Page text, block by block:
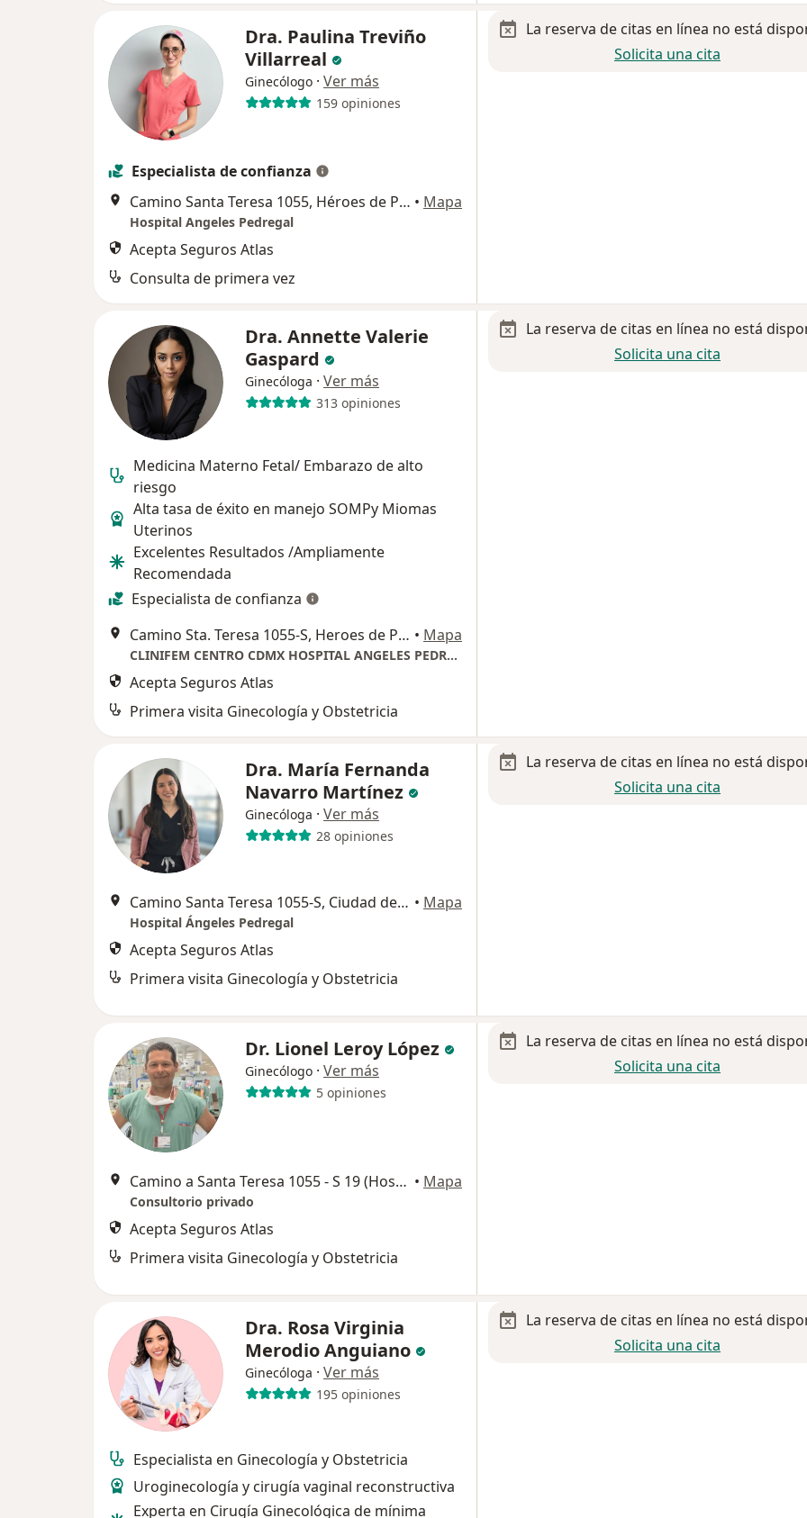
Dra. Paulina Treviño
Villarreal
Ginecólogo · Ver más
159 opiniones
Especialista de confianza
Camino Santa Teresa 1055, Héroes de Padierna • Mapa
Hospital Angeles Pedregal
Acepta Seguros Atlas
Consulta de primera vez
La reserva de citas en línea no está
Solicita una cita
Dra. Annette Valerie
Gaspard
Ginecóloga · Ver más
313 opiniones
Medicina Materno Fetal/ Embarazo de alto
riesgo
Alta tasa de éxito en manejo SOMPy Miomas
Uterinos
Excelentes Resultados /Ampliamente
Recomendada
Especialista de confianza
Camino Sta. Teresa 1055-S, Heroes de Padierna, Héroes de Padierna, La Magdalena Contreras, Ciudad de México • Mapa
CLINIFEM CENTRO CDMX HOSPITAL ANGELES PEDREGAL
Acepta Seguros Atlas
Primera visita Ginecología y Obstetricia
La reserva de citas en línea no está
Solicita una cita
Dra. María Fernanda
Navarro Martínez
Ginecóloga · Ver más
28 opiniones
Camino Santa Teresa 1055-S, Ciudad de México • Mapa
Hospital Ángeles Pedregal
Acepta Seguros Atlas
Primera visita Ginecología y Obstetricia
La reserva de citas en línea no está
Solicita una cita
Dr. Lionel Leroy López
Ginecólogo · Ver más
5 opiniones
Camino a Santa Teresa 1055 - S 19 (Hospital Angeles Pedregal), Ciudad de México • Mapa
Consultorio privado
Acepta Seguros Atlas
Primera visita Ginecología y Obstetricia
La reserva de citas en línea no está
Solicita una cita
Dra. Rosa Virginia
Merodio Anguiano
Ginecóloga · Ver más
195 opiniones
Especialista en Ginecología y Obstetricia
Uroginecología y cirugía vaginal reconstructiva
Experta en Cirugía Ginecológica de mínima
La reserva de citas en línea no está
Solicita una cita